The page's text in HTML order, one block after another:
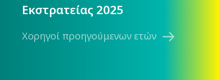
Εκστρατείας 2025
Χορηγοί προηγούμενων ετών